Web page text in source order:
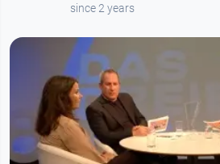
since 2 years